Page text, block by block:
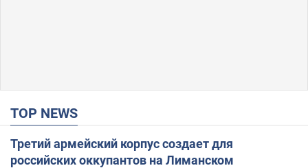
TOP NEWS
Третий армейский корпус создает для
российских оккупантов на Лиманском